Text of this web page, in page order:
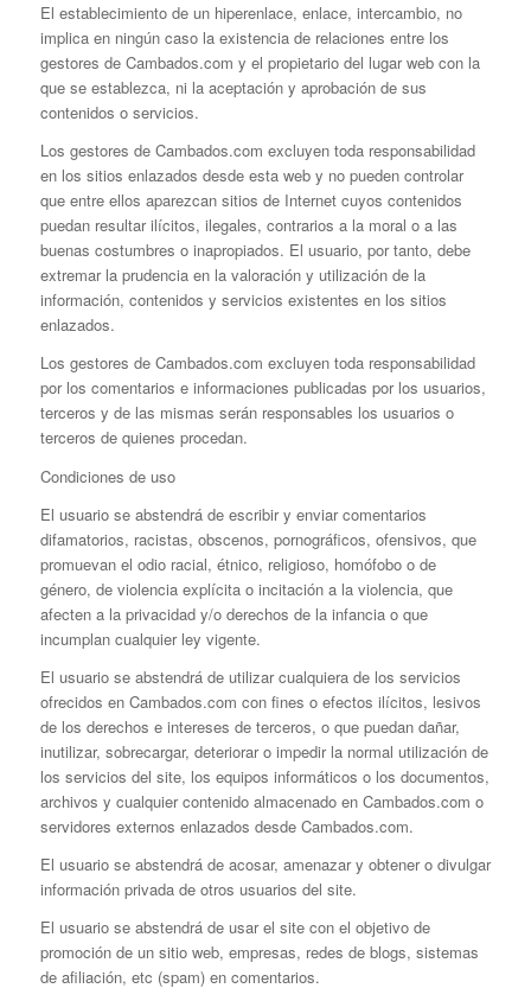
El establecimiento de un hiperenlace, enlace, intercambio, no
implica en ningún caso la existencia de relaciones entre los
gestores de Cambados.com y el propietario del lugar web con la
que se establezca, ni la aceptación y aprobación de sus
contenidos o servicios.
Los gestores de Cambados.com excluyen toda responsabilidad
en los sitios enlazados desde esta web y no pueden controlar
que entre ellos aparezcan sitios de Internet cuyos contenidos
puedan resultar ilícitos, ilegales, contrarios a la moral o a las
buenas costumbres o inapropiados. El usuario, por tanto, debe
extremar la prudencia en la valoración y utilización de la
información, contenidos y servicios existentes en los sitios
enlazados.
Los gestores de Cambados.com excluyen toda responsabilidad
por los comentarios e informaciones publicadas por los usuarios,
terceros y de las mismas serán responsables los usuarios o
terceros de quienes procedan.
Condiciones de uso
El usuario se abstendrá de escribir y enviar comentarios
difamatorios, racistas, obscenos, pornográficos, ofensivos, que
promuevan el odio racial, étnico, religioso, homófobo o de
género, de violencia explícita o incitación a la violencia, que
afecten a la privacidad y/o derechos de la infancia o que
incumplan cualquier ley vigente.
El usuario se abstendrá de utilizar cualquiera de los servicios
ofrecidos en Cambados.com con fines o efectos ilícitos, lesivos
de los derechos e intereses de terceros, o que puedan dañar,
inutilizar, sobrecargar, deteriorar o impedir la normal utilización de
los servicios del site, los equipos informáticos o los documentos,
archivos y cualquier contenido almacenado en Cambados.com o
servidores externos enlazados desde Cambados.com.
El usuario se abstendrá de acosar, amenazar y obtener o divulgar
información privada de otros usuarios del site.
El usuario se abstendrá de usar el site con el objetivo de
promoción de un sitio web, empresas, redes de blogs, sistemas
de afiliación, etc (spam) en comentarios.